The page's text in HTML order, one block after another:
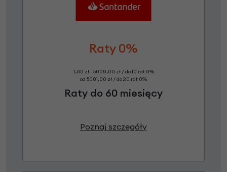
Raty 0%
1,00 zł - 5000,00 zł / do 10 rat 0%
od 5001,00 zł / do 20 rat 0%
Raty do 60 miesięcy
Poznaj szczegóły